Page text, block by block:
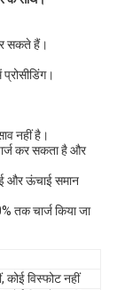
सकते हैं।
नहीं है।
कर सकता है और
और ऊंचाई समान
तक चार्ज किया जा
कोई विस्फोट नहीं